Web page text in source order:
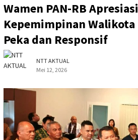
Wamen PAN-RB Apresiasi
Kepemimpinan Walikota
Peka dan Responsif
NTT AKTUAL
Mei 12, 2026